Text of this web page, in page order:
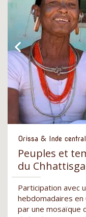
Orissa & Inde
Peuples et
du
Participation avec
hebdomadaires
par une mosaïque